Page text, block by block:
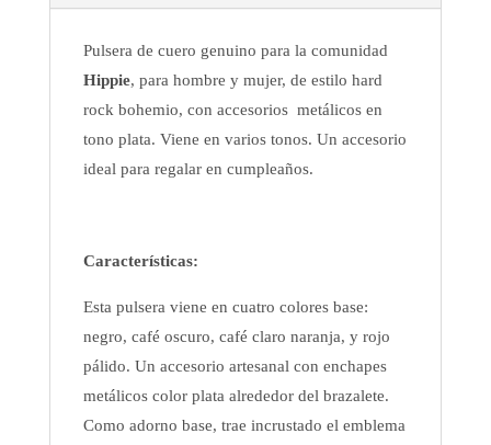
Pulsera de cuero genuino para la comunidad
Hippie, para hombre y mujer, de estilo hard
rock bohemio, con accesorios metálicos en
tono plata. Viene en varios tonos. Un accesorio
ideal para regalar en cumpleaños.
Características:
Esta pulsera viene en cuatro colores base:
negro, café oscuro, café claro naranja, y rojo
pálido. Un accesorio artesanal con enchapes
metálicos color plata alrededor del brazalete.
Como adorno base, trae incrustado el emblema